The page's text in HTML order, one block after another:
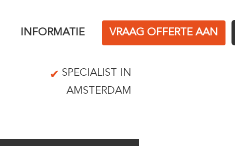
INFORMATIE VRAAG OFFERTE AAN
SPECIALIST IN
AMSTERDAM